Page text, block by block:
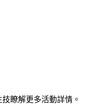
瞭解更多活動詳情。